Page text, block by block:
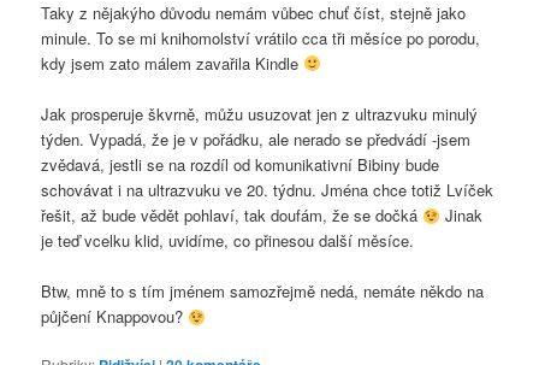
Taky z nějakýho důvodu nemám vůbec chuť číst, stejně jako
minule. To se mi knihomolství vrátilo cca tři měsíce po porodu,
kdy jsem zato málem zavařila Kindle
Jak prosperuje škvrně, můžu usuzovat jen z ultrazvuku minulý
týden. Vypadá, že je v pořádku, ale nerado se předvádí -jsem
zvědavá, jestli se na rozdíl od komunikativní Bibiny bude
schovávat i na ultrazvuku ve 20. týdnu. Jména chce totiž Lvíček
řešit, až bude vědět pohlaví, tak doufám, že se dočká
Jinak
je teď vcelku klid, uvidíme, co přinesou další měsíce.
Btw, mně to s tím jménem samozřejmě nedá, nemáte někdo na
půjčení Knappovou?